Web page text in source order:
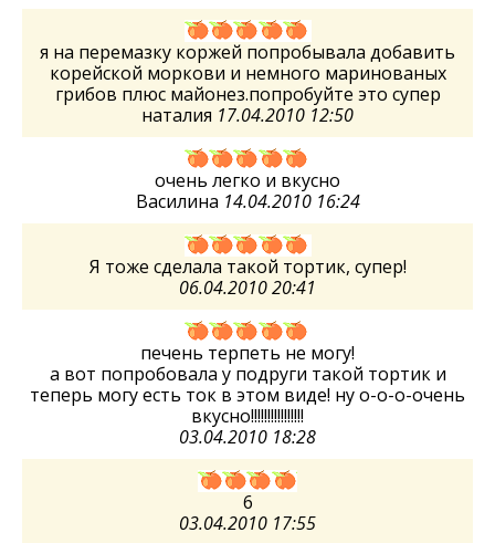
я на перемазку коржей попробывала добавить
корейской моркови и немного маринованых
грибов плюс майонез.попробуйте это супер
наталия 17.04.2010 12:50
очень легко и вкусно
Василина 14.04.2010 16:24
Я тоже сделала такой тортик, супер!
06.04.2010 20:41
печень терпеть не могу!
а вот попробовала у подруги такой тортик и
теперь могу есть ток в этом виде! ну о-о-о-очень
вкусно!!!!!!!!!!!!!!!!
03.04.2010 18:28
6
03.04.2010 17:55